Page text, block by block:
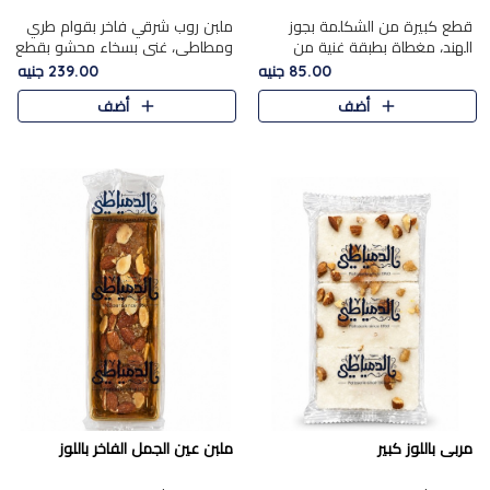
قطع كبيرة من الشكلمة بجوز
الهند، مغطاة بطبقة غنية من
الشوكولاتة الفاخرة لتجمع بين
القوام الطري من الداخل مركز جوز
الهند المطاطي والمذاق الغن..
85.00 جنيه
أضف
ملبن روب شرقي فاخر بقوام طري
ومطاطي، غني بسخاء محشو بقطع
عين الجمل والبندق المحمص التي
تضيف قرمشة مميزة مُرضية
ونكهة جوزية غنية في كل
239.00 جنيه
أضف
مربى باللوز كبير ملبن عين الجمل الفاخر باللوز